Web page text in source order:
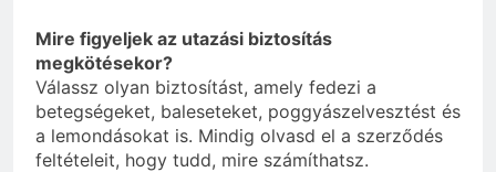
Mire figyeljek az utazási biztosítás
megkötésekor?
Válassz olyan biztosítást, amely fedezi a
betegségeket, baleseteket, poggyászelvesztést és
a lemondásokat is. Mindig olvasd el a szerződés
feltételeit, hogy tudd, mire számíthatsz.